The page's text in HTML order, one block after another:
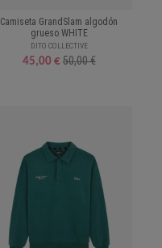
Camiseta GrandSlam algodón
grueso WHITE
DITO COLLECTIVE
45,00 € 50,00 €